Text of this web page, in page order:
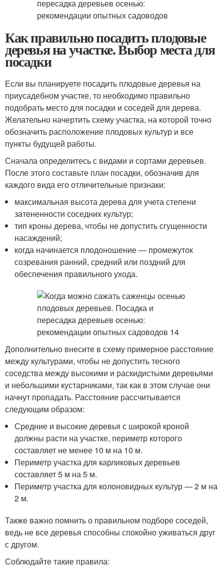
Как правильно посадить плодовые
деревья на участке. Выбор места для
посадки
Если вы планируете посадить плодовые деревья на
приусадебном участке, то необходимо правильно
подобрать место для посадки и соседей для дерева.
Желательно начертить схему участка, на которой точно
обозначить расположение плодовых культур и все
пункты будущей работы.
Сначала определитесь с видами и сортами деревьев.
После этого составьте план посадки, обозначив для
каждого вида его отличительные признаки:
максимальная высота дерева для учета степени
затененности соседних культур;
тип кроны дерева, чтобы не допустить сгущенности
насаждений;
когда начинается плодоношение — промежуток
созревания ранний, средний или поздний для
обеспечения правильного ухода.
Дополнительно внесите в схему примерное расстояние
между культурами, чтобы не допустить тесного
соседства между высокими и раскидистыми деревьями
и небольшими кустарниками, так как в этом случае они
начнут пропадать. Расстояние рассчитывается
следующим образом:
Средние и высокие деревья с широкой кроной
должны расти на участке, периметр которого
составляет не менее 10 м на 10 м.
Периметр участка для карликовых деревьев
составляет 5 м на 5 м.
Периметр участка для колоновидных культур — 2 м на
2 м.
Также важно помнить о правильном подборе соседей,
ведь не все деревья способны спокойно уживаться друг
с другом.
Соблюдайте такие правила: